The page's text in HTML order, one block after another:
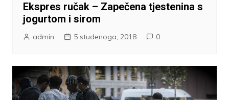
Ekspres ručak – Zapečena tjestenina s
jogurtom i sirom
admin 5 studenoga, 2018 0